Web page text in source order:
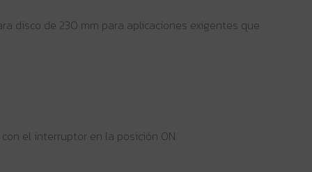
disco de 230 mm para aplicaciones exigentes que
el interruptor en la posición ON.